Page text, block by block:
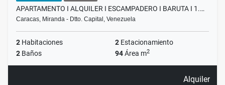
APARTAMENTO I ALQUILER I ESCAMPADERO I BARUTA I 1.…
Caracas, Miranda - Dtto. Capital, Venezuela
2 Habitaciones 2 Estacionamiento
2 Baños 94Área m2
Alquiler